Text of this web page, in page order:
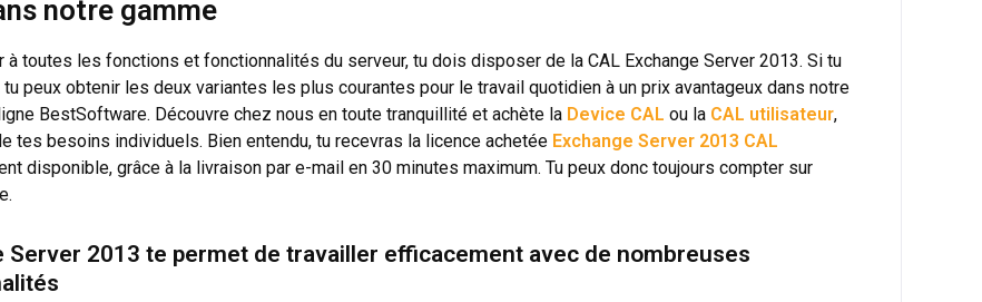
notre gamme
à toutes les fonctions et fonctionnalités du serveur, tu dois disposer de la CAL Exchange Server 2013. Si tu
tu peux obtenir les deux variantes les plus courantes pour le travail quotidien à un prix avantageux dans notre
BestSoftware. Découvre chez nous en toute tranquillité et achète la Device CAL ou la CAL utilisateur,
tes besoins individuels. Bien entendu, tu recevras la licence achetée Exchange Server 2013 CAL
disponible, grâce à la livraison par e-mail en 30 minutes maximum. Tu peux donc toujours compter sur
Server 2013 te permet de travailler efficacement avec de nombreuses